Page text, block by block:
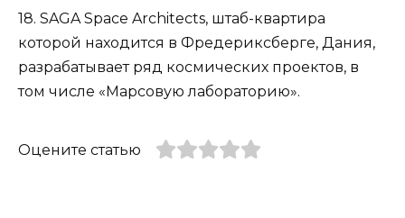
18. SAGA Space Architects, штаб-квартира
которой находится в Фредериксберге, Дания,
разрабатывает ряд космических проектов, в
том числе «Марсовую лабораторию».
Оцените статью